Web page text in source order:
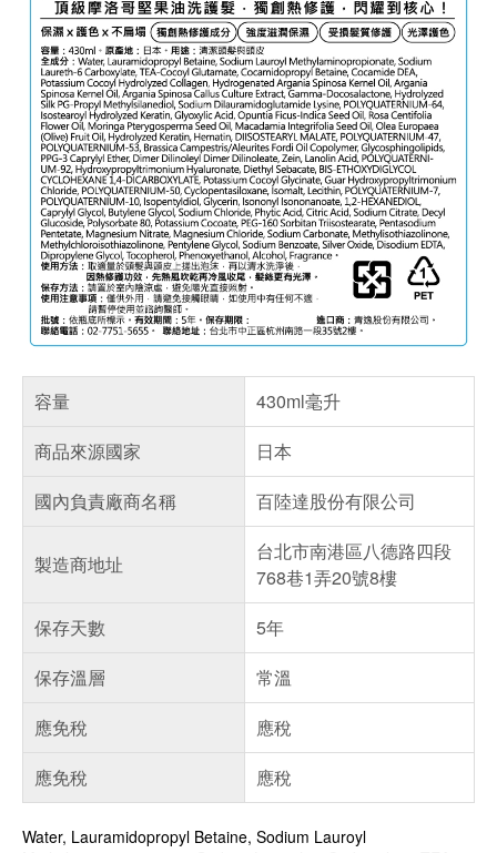
容量
430ml毫升
商品來源國家
日本
國內負責廠商名稱
百陸達股份有限公司
製造商地址
台北市南港區八德路四段
768巷1弄20號8樓
保存天數
5年
保存溫層
常溫
應免稅
應稅
應免稅
應稅
Water, Lauramidopropyl Betaine, Sodium Lauroyl